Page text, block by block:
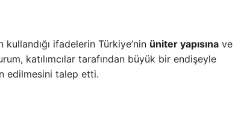
kullandığı ifadelerin Türkiye’nin üniter yapısına ve
katılımcılar tarafından büyük bir endişeyle
edilmesini talep etti.